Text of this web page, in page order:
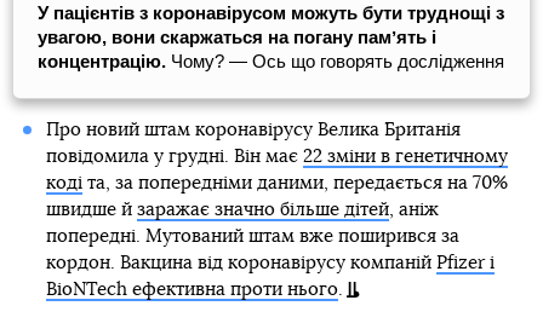
У пацієнтів з коронавірусом можуть бути труднощі з
увагою, вони скаржаться на погану памʼять і
концентрацію. Чому? — Ось що говорять дослідження
Про новий штам коронавірусу Велика Британія
повідомила у грудні. Він має 22 зміни в генетичному
коді та, за попередніми даними, передається на 70%
швидше й заражає значно більше дітей, аніж
попередні. Мутований штам вже поширився за
кордон. Вакцина від коронавірусу компаній Pfizer і
BioNTech ефективна проти нього.